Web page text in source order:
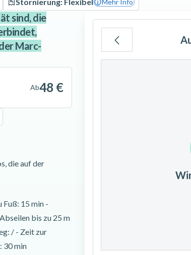
Mehr Info
sind, die
Marc-
Ab48 €
die auf der
Fuß: 15 min -
bis zu 25 m
/ - Zeit zur
30 min
19